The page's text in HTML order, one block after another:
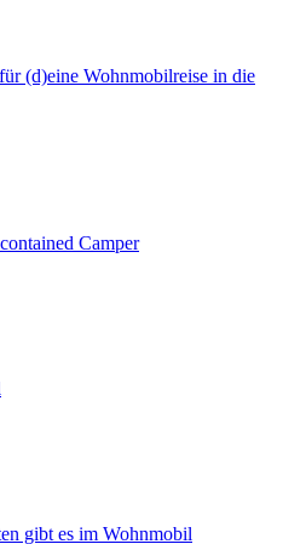
(d)eine Wohnmobilreise in die
Camper
gibt es im Wohnmobil